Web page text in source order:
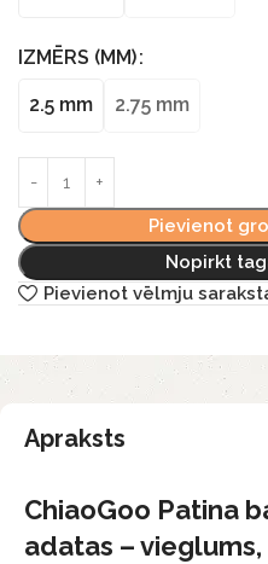
IZMĒRS (MM)
2.5 mm 2.75 mm
Pievienot
Nopirkt
Pievienot vēlmju
Apraksts
ChiaoGoo Patina
adatas –